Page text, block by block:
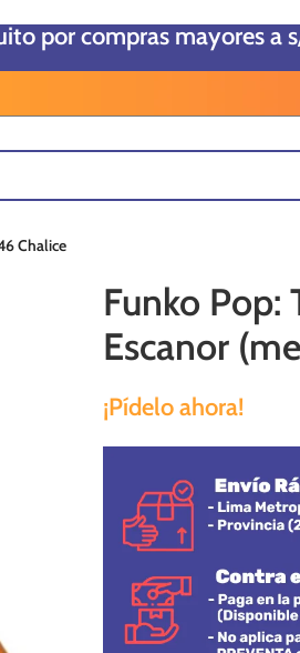
por compras mayores a
Chalice
Funko Pop:
Escanor
¡Pídelo ahora!